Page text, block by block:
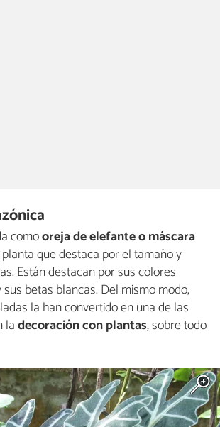
comooreja de elefante o máscara
que destaca por el tamaño y
Están destacan por sus colores
betas blancas. Del mismo modo,
la han convertido en una de las
ladecoración con plantas, sobre todo